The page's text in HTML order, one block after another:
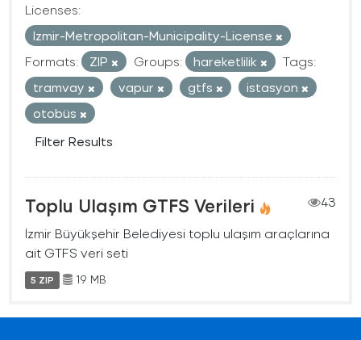
Licenses:
Izmir-Metropolitan-Municipality-License
Formats:
ZIP Groups: hareketlilik
Tags:
tramvay
vapur gtfs
istasyon
otobüs
Filter Results
Toplu Ulaşım GTFS Verileri
43
İzmir Büyükşehir Belediyesi toplu ulaşım araçlarına
ait GTFS veri seti
5 ZIP 19 MB